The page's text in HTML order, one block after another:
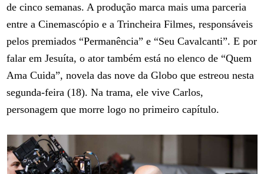
de cinco semanas. A produção marca mais uma parceria
entre a Cinemascópio e a Trincheira Filmes, responsáveis
pelos premiados “Permanência” e “Seu Cavalcanti”. E por
falar em Jesuíta, o ator também está no elenco de “Quem
Ama Cuida”, novela das nove da Globo que estreou nesta
segunda-feira (18). Na trama, ele vive Carlos,
personagem que morre logo no primeiro capítulo.